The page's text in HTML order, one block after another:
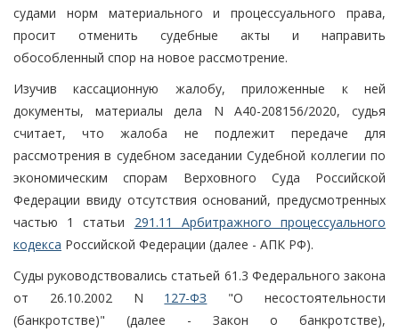
судами норм материального и процессуального права,
просит отменить судебные акты и направить
обособленный спор на новое рассмотрение.
Изучив кассационную жалобу, приложенные к ней
документы, материалы дела N А40-208156/2020, судья
считает, что жалоба не подлежит передаче для
рассмотрения в судебном заседании Судебной коллегии по
экономическим спорам Верховного Суда Российской
Федерации ввиду отсутствия оснований, предусмотренных
частью 1 статьи 291.11 Арбитражного процессуального
кодекса Российской Федерации (далее - АПК РФ).
Суды руководствовались статьей 61.3 Федерального закона
от 26.10.2002 N 127-ФЗ "О несостоятельности
(банкротстве)" (далее - Закон о банкротстве),